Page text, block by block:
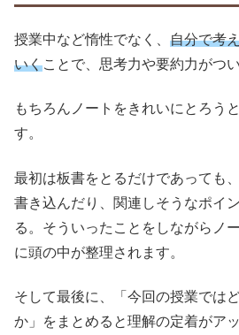
授業中など惰性でなく、 自分で考
いくことで、思考力や要約力がつ
もちろんノートをきれいにとろう
す。
最初は板書をとるだけであっても
書き込んだり、関連しそうなポイ
る。そういったことをしながらノ
に頭の中が整理されます。
そして最後に、「今回の授業では
か」をまとめると理解の定着がア